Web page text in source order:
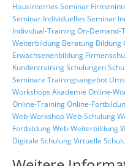
Hausinternes Seminar
Seminar Individuelles Seminar
Individual-TrainingOn-Demand-
Weiterbildung Beratung Bildung
Erwachsenenbildung
KundentrainingSchulungen
Seminare Trainingsangebot
Workshops Akademie Online-
Online-TrainingOnline-
Web-WorkshopWeb-Schulung
FortbildungWeb-Weiterbildung
Digitale SchulungVirtuelle